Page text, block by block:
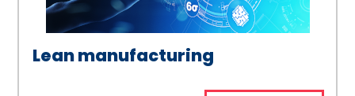
Lean manufacturing